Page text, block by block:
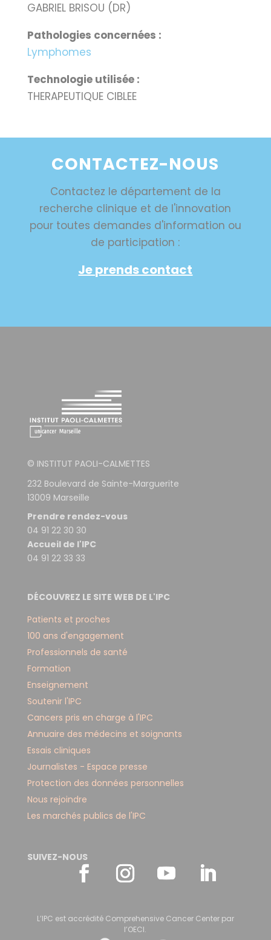
GABRIEL BRISOU (DR)
Pathologies concernées :
Lymphomes
Technologie utilisée :
THERAPEUTIQUE CIBLEE
CONTACTEZ-NOUS
Contactez le département de la
recherche clinique et de l'innovation
pour toutes demandes d'information ou
de participation :
Je prends contact
© INSTITUT PAOLI-CALMETTES
232 Boulevard de Sainte-Marguerite
13009 Marseille
Prendre rendez-vous
04 91 22 30 30
Accueil de l'IPC
04 91 22 33 33
DÉCOUVREZ LE SITE WEB DE L'IPC
Patients et proches
100 ans d'engagement
Professionnels de santé
Formation
Enseignement
Soutenir l'IPC
Cancers pris en charge à l'IPC
Annuaire des médecins et soignants
Essais cliniques
Journalistes - Espace presse
Protection des données personnelles
Nous rejoindre
Les marchés publics de l'IPC
SUIVEZ-NOUS
L’IPC est accrédité Comprehensive Cancer Center par
l’OECI.